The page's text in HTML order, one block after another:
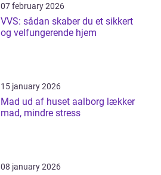
07 february 2026
VVS: sådan skaber du et sikkert
og velfungerende hjem
15 january 2026
Mad ud af huset aalborg lækker
mad, mindre stress
08 january 2026